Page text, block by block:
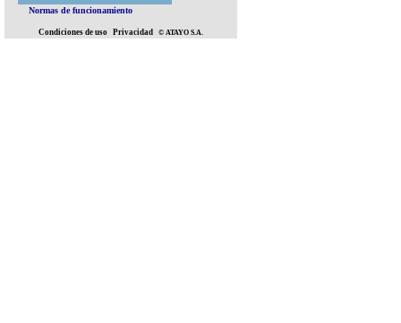
Normas de funcionamiento
Condiciones de uso Privacidad © ATAYO S.A.